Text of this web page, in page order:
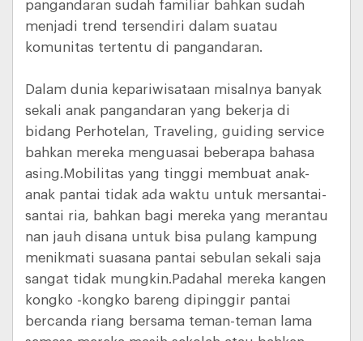
pangandaran sudah familiar bahkan sudah
menjadi trend tersendiri dalam suatau
komunitas tertentu di pangandaran.
Dalam dunia kepariwisataan misalnya banyak
sekali anak pangandaran yang bekerja di
bidang Perhotelan, Traveling, guiding service
bahkan mereka menguasai beberapa bahasa
asing.Mobilitas yang tinggi membuat anak-
anak pantai tidak ada waktu untuk mersantai-
santai ria, bahkan bagi mereka yang merantau
nan jauh disana untuk bisa pulang kampung
menikmati suasana pantai sebulan sekali saja
sangat tidak mungkin.Padahal mereka kangen
kongko -kongko bareng dipinggir pantai
bercanda riang bersama teman-teman lama